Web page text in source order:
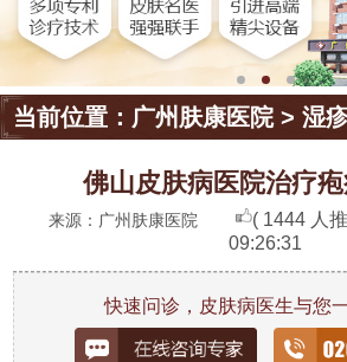
当前位置： 广州肤康医院>湿
佛山皮肤病医院治疗
来源：广州肤康医院 ( 1444 人推
09:26:31
快速问诊，皮肤病医生与您